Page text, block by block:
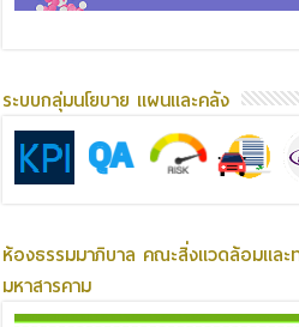
ระบบกลุ่มนโยบาย แผนและคลัง
ห้องธรรมมาภิบาล คณะสิ่งแวดล้อมแล
มหาสารคาม